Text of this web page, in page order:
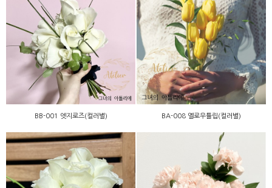
BB-001 엣지로즈(컬러별)
BB-001 엣지로즈(컬러별)
BA-008 옐로우튤립(컬러
별)
BA-008 옐로우튤립(컬러별)